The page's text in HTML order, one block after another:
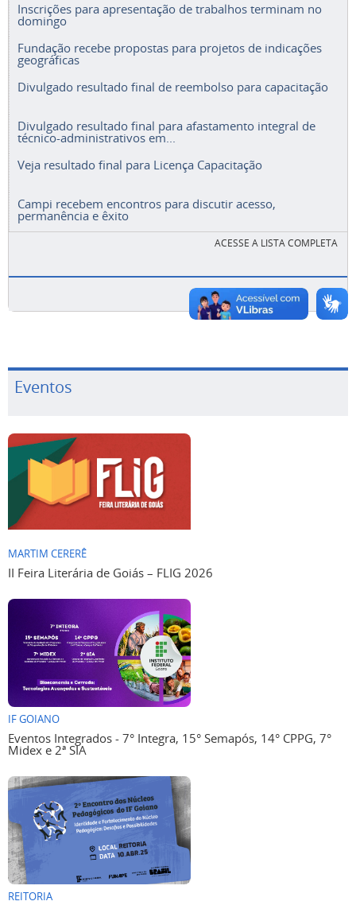
Inscrições para apresentação de trabalhos terminam no
domingo
Fundação recebe propostas para projetos de indicações
geográficas
Divulgado resultado final de reembolso para capacitação
Divulgado resultado final para afastamento integral de
técnico-administrativos em...
Veja resultado final para Licença Capacitação
Campi recebem encontros para discutir acesso,
permanência e êxito
ACESSE A LISTA COMPLETA
Eventos
MARTIM CERERÊ
II Feira Literária de Goiás – FLIG 2026
IF GOIANO
Eventos Integrados - 7° Integra, 15° Semapós, 14° CPPG, 7°
Midex e 2ª SIA
REITORIA